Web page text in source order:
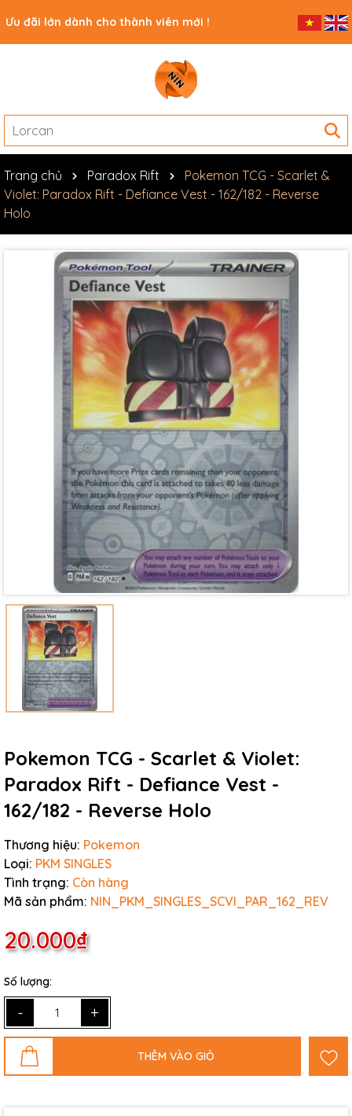
Ưu đãi lớn dành cho thành viên mới !
Trang chủ Paradox Rift
Pokemon TCG - Scarlet &
Violet: Paradox Rift - Defiance Vest - 162/182 - Reverse
Holo
Pokemon TCG - Scarlet & Violet:
Paradox Rift - Defiance Vest -
162/182 - Reverse Holo
Thương hiệu: Pokemon
Loại: PKM SINGLES
Tình trạng: Còn hàng
Mã sản phẩm: NIN_PKM_SINGLES_SCVI_PAR_162_REV
20.000₫
Số lượng:
- +
THÊM VÀO GIỎ
Mã giảm giá:
Ngày hết hạn:
Điều kiện: